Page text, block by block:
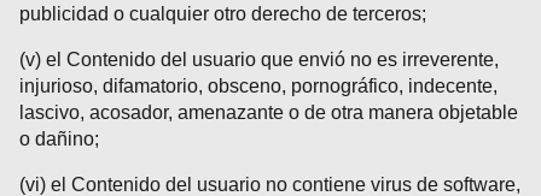
publicidad o cualquier otro derecho de terceros;
(v) el Contenido del usuario que envió no es irreverente,
injurioso, difamatorio, obsceno, pornográfico, indecente,
lascivo, acosador, amenazante o de otra manera objetable
o dañino;
(vi) el Contenido del usuario no contiene virus de software,